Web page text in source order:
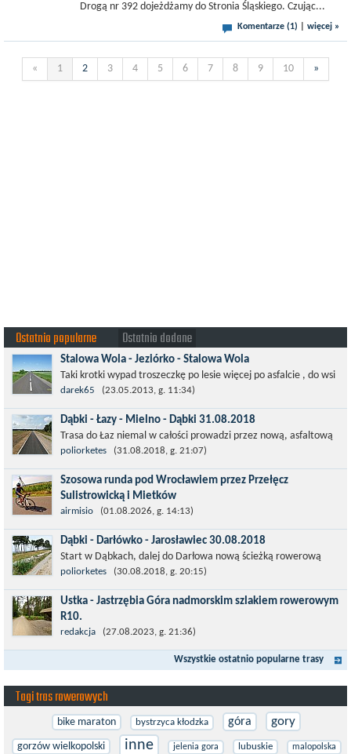
Drogą nr 392 dojeżdżamy do Stronia Śląskiego. Czując...
Komentarze (1) więcej »
« 1 2 3 4 5 6 7 8 9 10 »
Ostatnio popularne Ostatnio dodane
Stalowa Wola - Jeziórko - Stalowa Wola
Taki krotki wypad troszeczkę po lesie więcej po asfalcie , do wsi
której już nie ma , kopalni siarki również nie ma , a ci co
pamiętają okres...
darek65 (23.05.2013, g. 11:34)
Dąbki - Łazy - Mielno - Dąbki 31.08.2018
Trasa do Łaz niemal w całości prowadzi przez nową, asfaltową
ścieżkę rowerową (od Dąbek do Iwięcina wzdłuż drogi 203).
Niestety jest to trasa nie...
poliorketes (31.08.2018, g. 21:07)
Szosowa runda pod Wrocławiem przez Przełęcz
Sulistrowicką i Mietków
Łatwa, szosowa runda pod Wrocławiem, raczej płaska z jednym
małym podjazdem na Przełęcz Sulistrowicką od strony Olesznej.
To trasa idealna na...
airmisio (01.08.2026, g. 14:13)
Dąbki - Darłówko - Jarosławiec 30.08.2018
Start w Dąbkach, dalej do Darłowa nową ścieżką rowerową
(niekiedy pieszo-rowerową), gdzie na pierwszym rondzie zjazd
w stronę Darłówka Zachodniego....
poliorketes (30.08.2018, g. 20:15)
Ustka - Jastrzębia Góra nadmorskim szlakiem rowerowym
R10.
Międzynarodowy Szlak Rowerowy R-10, jest częścią sieci
EuroVelo. Prowadzi wzdłuż brzegu dookoła Morza Bałtyckiego.
Trasa liczy w sumie ponad 8500...
redakcja (27.08.2023, g. 21:36)
Wszystkie ostatnio popularne trasy
Tagi tras rowerowych
bike maraton bystrzyca kłodzka góra gory
gorzów wielkopolski inne jelenia gora lubuskie malopolska